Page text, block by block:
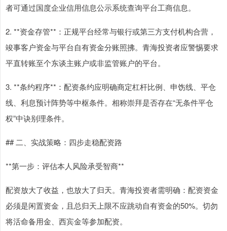
者可通过国度企业信用信息公示系统查询平台工商信息。
2. **资金存管**：正规平台经常与银行或第三方支付机构合营，
竣事客户资金与平台自有资金分账照拂。青海投资者应警惕要求
平直转账至个东谈主账户或非监管账户的平台。
3. **条约程序**：配资条约应明确商定杠杆比例、申饬线、平仓
线、利息预计阵势等中枢条件。相称崇拜是否存在“无条件平仓
权”中诀别理条件。
## 二、实战策略：四步走稳配资路
**第一步：评估本人风险承受智商**
配资放大了收益，也放大了归天。青海投资者需明确：配资资金
必须是闲置资金，且总归天上限不应跳动自有资金的50%。切勿
将活命备用金、西宾金等参加配资。